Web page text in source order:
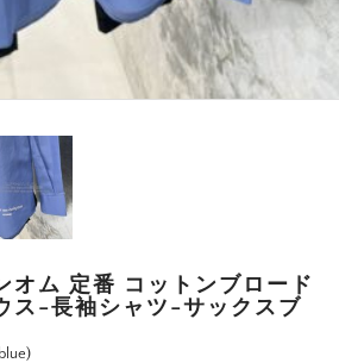
オム 定番 コットンブロード
ス-長袖シャツ-サックスブ